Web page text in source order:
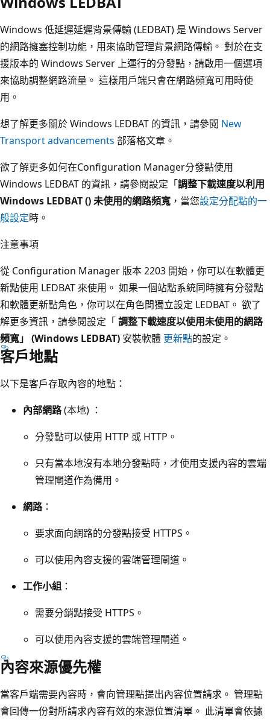
Windows 低延遲延遲背景傳輸 (LEDBAT) 是 Windows Server
的網路擁塞控制功能，用來協助管理背景網路傳輸。 對於在支
援版本的 Windows Server 上運行的分發點，請啟用一個選項
來協助調整網路流量。 這樣用戶端只會在網路頻寬可用時使
用。
想了解更多關於 Windows LEDBAT 的資訊，請參閱 New
Transport advancements 部落格文章。
欲了解更多如何在Configuration Manager分發點使用
Windows LEDBAT 的資訊，請參閱設定「調整下載速度以利用
Windows LEDBAT () 未使用的網路頻寬 ，當您設定分配點的一
般設定時。
注意事項
從 Configuration Manager 版本 2203 開始，你可以在軟體更
新點使用 LEDBAT 來使用。 如果一個站點系統同時擁有分發點
和軟體更新點角色，你可以在角色間獨立設定 LEDBAT。 欲了
解更多資訊，請參閱設定「調整下載速度以使用未使用的網路
頻寬」 (Windows LEDBAT) 安裝軟體 更新點的設定。
客戶地點
以下是客戶存取內容的地點：
內部網路(本地) ：
分發點可以使用 HTTP 或 HTTP。
只有當本地沒有本地分發點時，才使用支援內容的雲端
管理閘道作為備用。
網路：
要求面向網路的分發點接受 HTTPS。
可以使用內容支援的雲端管理閘道。
工作小組 ：
需要分銷點接受 HTTPS。
可以使用內容支援的雲端管理閘道。
內容來源優先權
當客戶端需要內容時，會向管理點提出內容位置請求。 管理點
會回傳一份對所請求內容有效的來源位置清單。 此清單會依據